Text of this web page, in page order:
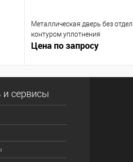
Металлическая дверь без
контуром уплотнения
Цена по запросу
сервисы